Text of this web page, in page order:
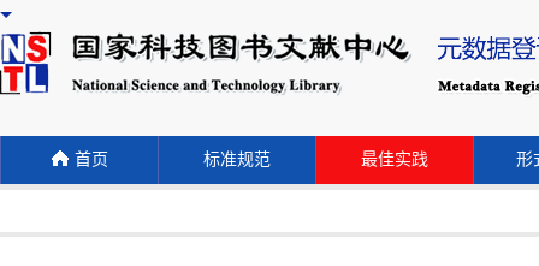
首页 标准规范 最佳实践 形